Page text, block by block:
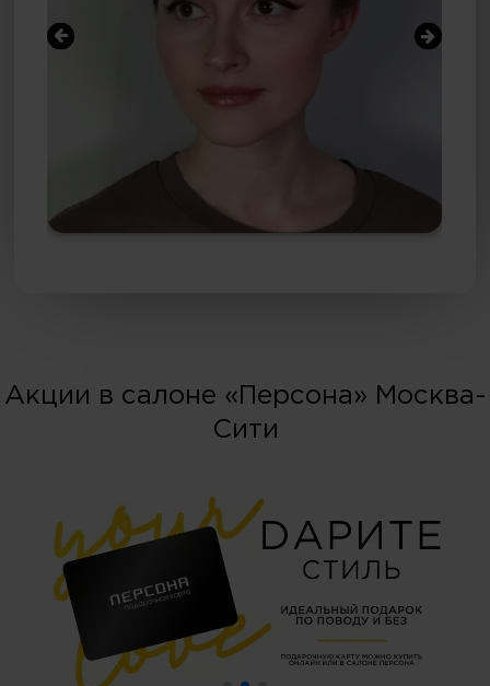
Акции в салоне «Персона» Москва-
Сити